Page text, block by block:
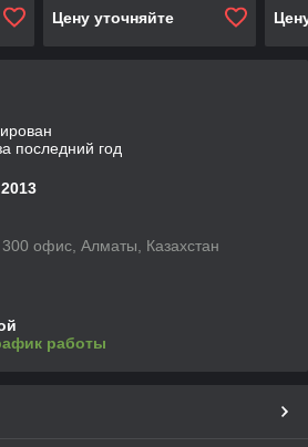
Цену уточняйте
последний год
офис, Алматы, Казахстан
работы